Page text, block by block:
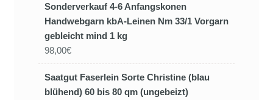
Sonderverkauf 4-6 Anfangskonen
Handwebgarn kbA-Leinen Nm 33/1 Vorgarn
gebleicht mind 1 kg
98,00€
Saatgut Faserlein Sorte Christine (blau
blühend) 60 bis 80 qm (ungebeizt)